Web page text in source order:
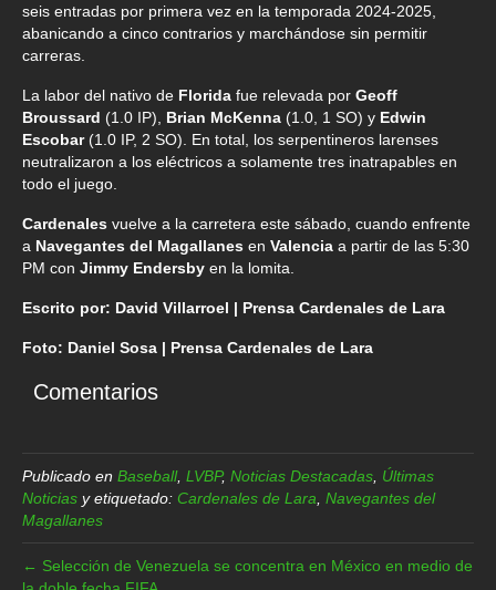
seis entradas por primera vez en la temporada 2024-2025,
abanicando a cinco contrarios y marchándose sin permitir
carreras.
La labor del nativo de Florida fue relevada por Geoff
Broussard (1.0 IP), Brian McKenna (1.0, 1 SO) y Edwin
Escobar(1.0 IP, 2 SO). En total, los serpentineros larenses
neutralizaron a los eléctricos a solamente tres inatrapables en
todo el juego.
Cardenales vuelve a la carretera este sábado, cuando enfrente
a Navegantes del Magallanes en Valencia a partir de las 5:30
PM con Jimmy Endersby en la lomita.
Escrito por: David Villarroel | Prensa Cardenales de Lara
Foto: Daniel Sosa | Prensa Cardenales de Lara
Comentarios
Publicado en Baseball, LVBP, Noticias Destacadas Últimas
Noticias y etiquetado: Cardenales de Lara Navegantes del
Magallanes
← Selección de Venezuela se concentra en México en medio de